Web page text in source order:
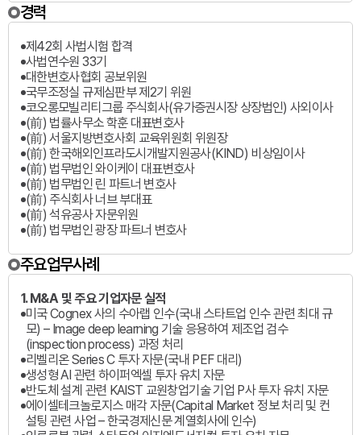
경력
제42회 사법시험 합격
사법연수원 33기
대한변호사협회 공보위원
국무조정실 규제심판부 제2기 위원
코오롱모빌리티그룹 주식회사(유가증권시장 상장법인) 사외이사
(前) 법률사무소 학훈 대표변호사
(前) 서울지방변호사회 교육위원회 위원장
(前) 한국해외인프라도시개발지원공사(KIND) 비상임이사
(前) 법무법인 와이케이 대표변호사
(前) 법무법인 린 파트너 변호사
(前) 주식회사 너브 부대표
(前) 석유공사 자문위원
(前) 법무법인 광장 파트너 변호사
주요업무사례
1. M&A 및 주요 기업자문 실적
미국 Cognex 사의 수아랩 인수(국내 스타트업 인수 관련 최대 규
모) – Image deep learning 기술 응용하여 제조업 검수
(inspection process) 과정 처리
리벨리온 Series C 투자 자문(국내 PEF 대리)
생성형 AI 관련 하이퍼엑셀 투자 유치 자문
반도체 설계 관련 KAIST 교원창업기술 기업 P사 투자 유치 자문
에이셀테크놀로지스 매각 자문(Capital Market 정보 처리 및 컨
설팅 관련 사업 – 한국경제신문 계열회사에 인수)